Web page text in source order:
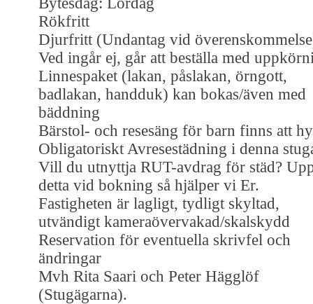
Rökfritt
Djurfritt (Undantag vid
Ved ingår ej, går att beställa med
Linnespaket (lakan, påslakan, örngott,
badlakan, handduk) kan bokas/även med
bäddning
Bärstol- och resesäng för barn finns att
Obligatoriskt Avresestädning i denna
Vill du utnyttja RUT-avdrag för städ?
detta vid bokning så hjälper vi Er.
Fastigheten är lagligt, tydligt skyltad,
utvändigt kameraövervakad/skalskydd
Reservation för eventuella skrivfel och
ändringar
Mvh Rita Saari och Peter Hägglöf
(Stugägarna).